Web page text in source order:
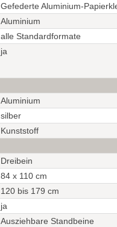
Gefederte Aluminium-
Aluminium
alle Standardformate
ja
Aluminium
silber
Kunststoff
Dreibein
84 x 110 cm
120 bis 179 cm
ja
Ausziehbare Standbeine